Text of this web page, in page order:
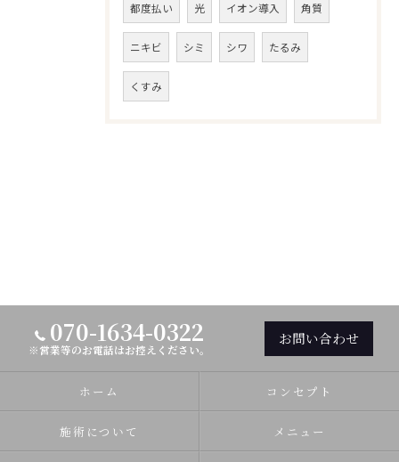
都度払い 光 イオン導入 角質
ニキビ シミ シワ たるみ
くすみ
070-1634-0322
※営業等のお電話はお控えください。
お問い合わせ
ホーム コンセプト
施術について メニュー